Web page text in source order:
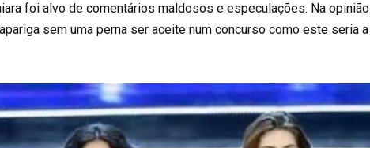
foi alvo de comentários maldosos e especulações. Na opinião
sem uma perna ser aceite num concurso como este seria a